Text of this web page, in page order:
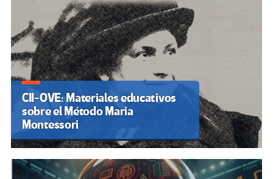
CII-OVE: Materiales educativos
sobre el Método Maria
Montessori